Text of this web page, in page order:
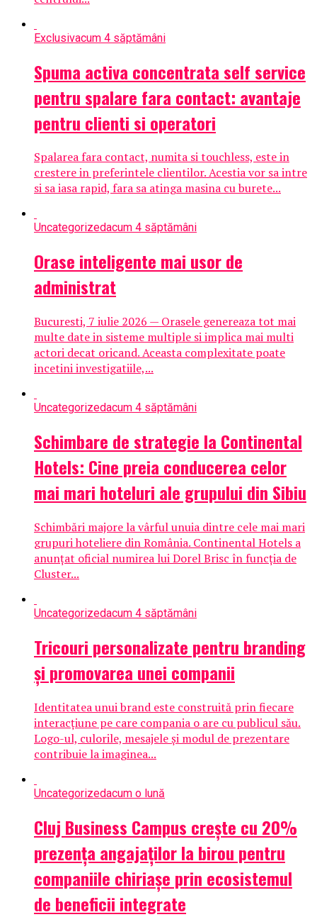
Exclusivacum 4 săptămâni
Spuma activa concentrata self service
pentru spalare fara contact: avantaje
pentru clienti si operatori
Spalarea fara contact, numita si touchless, este in
crestere in preferintele clientilor. Acestia vor sa intre
si sa iasa rapid, fara sa atinga masina cu burete...
Uncategorizedacum 4 săptămâni
Orase inteligente mai usor de
administrat
Bucuresti, 7 iulie 2026 — Orasele genereaza tot mai
multe date in sisteme multiple si implica mai multi
actori decat oricand. Aceasta complexitate poate
incetini investigatiile,...
Uncategorizedacum 4 săptămâni
Schimbare de strategie la Continental
Hotels: Cine preia conducerea celor
mai mari hoteluri ale grupului din Sibiu
Schimbări majore la vârful unuia dintre cele mai mari
grupuri hoteliere din România. Continental Hotels a
anunțat oficial numirea lui Dorel Brisc în funcția de
Cluster...
Uncategorizedacum 4 săptămâni
Tricouri personalizate pentru branding
și promovarea unei companii
Identitatea unui brand este construită prin fiecare
interacțiune pe care compania o are cu publicul său.
Logo-ul, culorile, mesajele și modul de prezentare
contribuie la imaginea...
Uncategorizedacum o lună
Cluj Business Campus crește cu 20%
prezența angajaților la birou pentru
companiile chiriașe prin ecosistemul
de beneficii integrate